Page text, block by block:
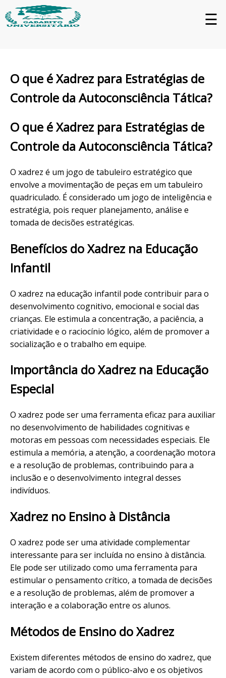
☰
O que é Xadrez para Estratégias de
Controle da Autoconsciência Tática?
O que é Xadrez para Estratégias de
Controle da Autoconsciência Tática?
O xadrez é um jogo de tabuleiro estratégico que
envolve a movimentação de peças em um tabuleiro
quadriculado. É considerado um jogo de inteligência e
estratégia, pois requer planejamento, análise e
tomada de decisões estratégicas.
Benefícios do Xadrez na Educação
Infantil
O xadrez na educação infantil pode contribuir para o
desenvolvimento cognitivo, emocional e social das
crianças. Ele estimula a concentração, a paciência, a
criatividade e o raciocínio lógico, além de promover a
socialização e o trabalho em equipe.
Importância do Xadrez na Educação
Especial
O xadrez pode ser uma ferramenta eficaz para auxiliar
no desenvolvimento de habilidades cognitivas e
motoras em pessoas com necessidades especiais. Ele
estimula a memória, a atenção, a coordenação motora
e a resolução de problemas, contribuindo para a
inclusão e o desenvolvimento integral desses
indivíduos.
Xadrez no Ensino à Distância
O xadrez pode ser uma atividade complementar
interessante para ser incluída no ensino à distância.
Ele pode ser utilizado como uma ferramenta para
estimular o pensamento crítico, a tomada de decisões
e a resolução de problemas, além de promover a
interação e a colaboração entre os alunos.
Métodos de Ensino do Xadrez
Existem diferentes métodos de ensino do xadrez, que
variam de acordo com o público-alvo e os objetivos